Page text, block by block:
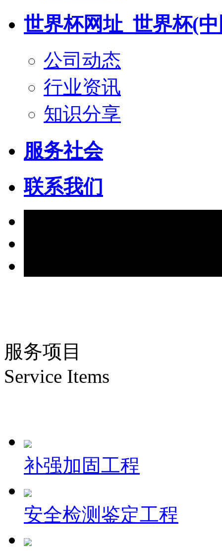
世界杯网址_世界杯(
公司动态
行业资讯
知识分享
服务社会
联系我们
服务项目
Service Items
补强加固工程
安全检测鉴定工程